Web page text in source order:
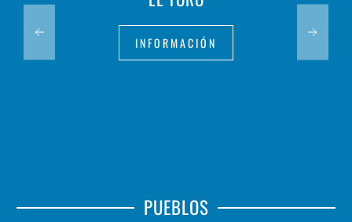
INFORMACIÓN
PUEBLOS